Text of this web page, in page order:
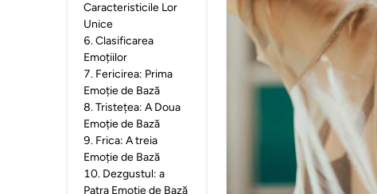
Caracteristicile Lor
Unice
6.Clasificarea
Emoțiilor
7. Fericirea: Prima
Emoție de Bază
8.Tristețea: A Doua
Emoție de Bază
9. Frica: A treia
Emoție de Bază
10. Dezgustul: a
Patra Emoție de Bază